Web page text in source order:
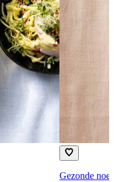
Gezonde